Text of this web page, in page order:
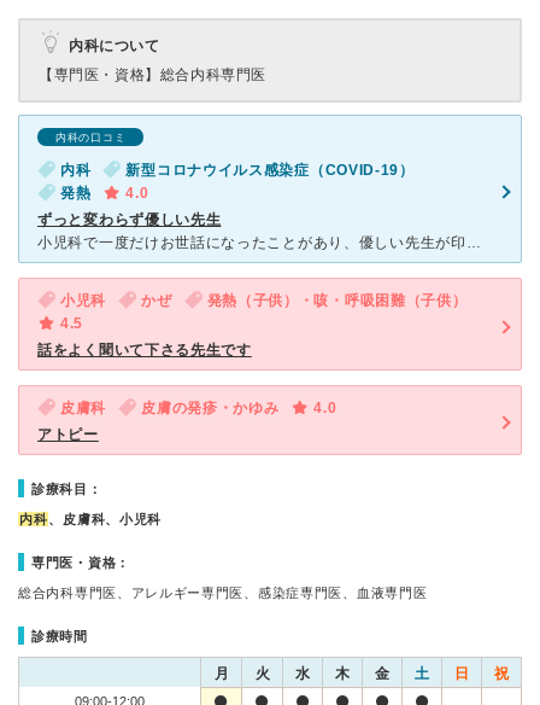
内科について
【専門医・資格】 総合内科専門医
内科の口コミ
内科
新型コロナウイルス感染症（COVID-19）
発熱
4.0
ずっと変わらず優しい先生
小児科で一度だけお世話になったことがあり、優しい先生が印象的でした。 結婚し地元に戻ってきて本当に久々に来院しました。 数十年前のことなのに、細かいことまで覚えて下さっていて、相変わらず優しい声と
小児科 かぜ
発熱（子供）・咳・呼吸困難（子供）
4.5
話をよく聞いて下さる先生です
皮膚科 皮膚の発疹・かゆみ
4.0
アトピー
診療科目：
内科、皮膚科、小児科
専門医・資格：
総合内科専門医、アレルギー専門医、感染症専門医、血液専門医
診療時間
月 火 水 木 金 土 日 祝
09:00-12:00